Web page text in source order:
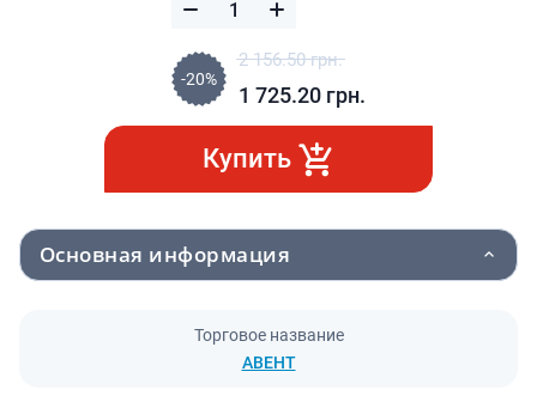
-20%
2 156.50 грн.
1 725.20 грн.
Купить
Основная информация
Торговое название
АВЕНТ